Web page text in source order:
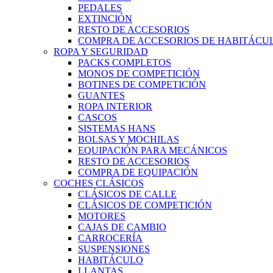
PEDALES
EXTINCIÓN
RESTO DE ACCESORIOS
COMPRA DE ACCESORIOS DE
ROPA Y SEGURIDAD
PACKS COMPLETOS
MONOS DE COMPETICIÓN
BOTINES DE COMPETICIÓN
GUANTES
ROPA INTERIOR
CASCOS
SISTEMAS HANS
BOLSAS Y MOCHILAS
EQUIPACIÓN PARA MECÁNICOS
RESTO DE ACCESORIOS
COMPRA DE EQUIPACIÓN
COCHES CLÁSICOS
CLÁSICOS DE CALLE
CLÁSICOS DE COMPETICIÓN
MOTORES
CAJAS DE CAMBIO
CARROCERÍA
SUSPENSIONES
HABITÁCULO
LLANTAS